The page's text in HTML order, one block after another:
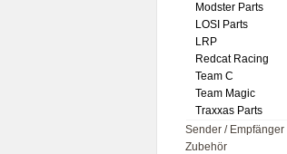
Modster Parts
LOSI Parts
LRP
Redcat Racing
Team C
Team Magic
Traxxas Parts
Sender / Empfänger
Zubehör